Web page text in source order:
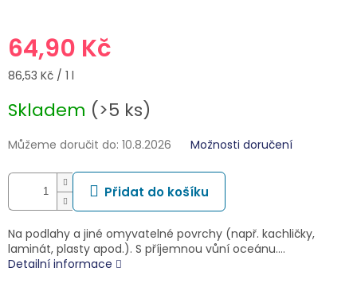
64,90 Kč
Měrná
86,53 Kč / 1 l
Skladem (>5 ks)
Můžeme doručit do: 10.8.2026 Možnosti doručení
Přidat do košíku
Na podlahy a jiné omyvatelné povrchy (např. kachličky,
laminát, plasty apod.). S příjemnou vůní oceánu.…
Detailní informace